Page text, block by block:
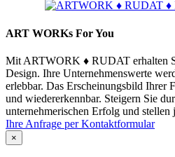
ART WORKs For You
Mit ARTWORK ♦ RUDAT erhalten
Design. Ihre Unternehmenswerte
erlebbar. Das Erscheinungsbild Ihrer
und wiedererkennbar. Steigern Sie
unternehmerischen Erfolg und stellen
Ihre Anfrage per Kontaktformular
×